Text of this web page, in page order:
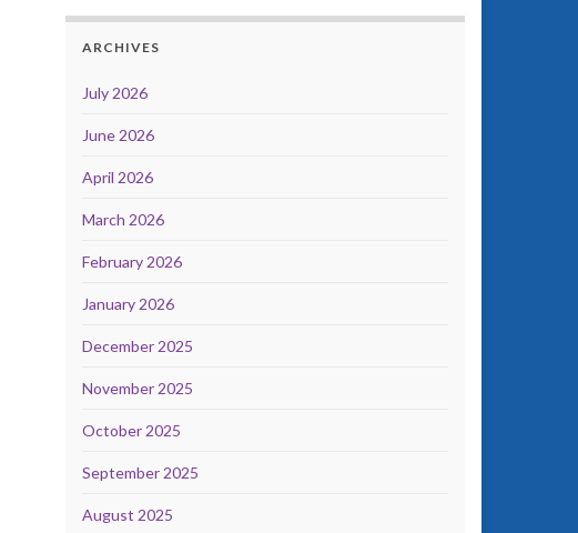
ARCHIVES
July 2026
June 2026
April 2026
March 2026
February 2026
January 2026
December 2025
November 2025
October 2025
September 2025
August 2025